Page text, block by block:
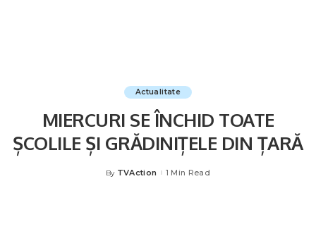
Actualitate
MIERCURI SE ÎNCHID TOATE
ȘCOLILE ȘI GRĂDINIȚELE DIN ȚARĂ
Posted
By TVAction 1 Min Read